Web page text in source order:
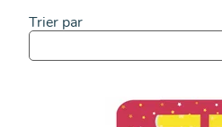
Trier par